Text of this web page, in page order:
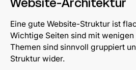
Website-Architektur
Eine gute Website-Struktur ist
Wichtige Seiten sind mit
Themen sind sinnvoll gruppiert
Struktur wider.